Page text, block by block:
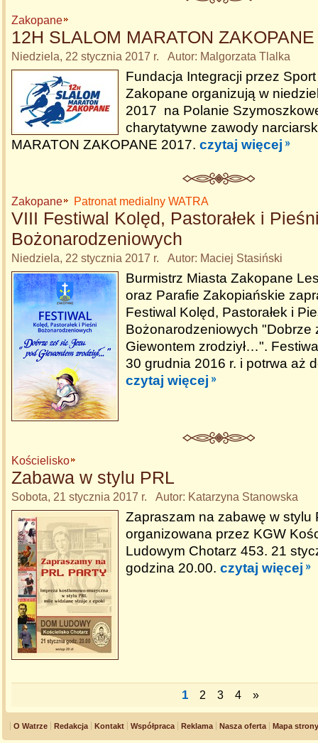
Zakopane
12H SLALOM MARATON
Niedziela, 22 stycznia 2017 r. Autor: Malgorzata Tlalka
Fundacja Integracji przez
Zakopane organizują w
2017 na Polanie
charytatywne zawody
MARATON ZAKOPANE 2017. czytaj więcej
Zakopane Patronat medialny WATRA
VIII Festiwal Kolęd, Pastorałek i
Bożonarodzeniowych
Niedziela, 22 stycznia 2017 r. Autor: Maciej Stasiński
Burmistrz Miasta Zakopane
oraz Parafie Zakopiańskie
Festiwal Kolęd, Pastorałek i
Bożonarodzeniowych "Dobrze
Giewontem zrodziył…".
30 grudnia 2016 r. i potrwa aż
czytaj więcej
Kościelisko
Zabawa w stylu PRL
Sobota, 21 stycznia 2017 r. Autor: Katarzyna Stanowska
Zapraszam na zabawę w stylu
organizowana przez KGW
Ludowym Chotarz 453. 21
godzina 20.00. czytaj więcej
1 2 3 4 »
O Watrze Redakcja Kontakt Współpraca Reklama Nasza oferta Mapa strony